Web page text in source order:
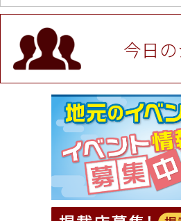
値段提示後「ジモア見た
P！※チケットと新品商品
駅前店）
[有効期限]2026年9月30日
★ジモア限定特典★ お会
ュラル＆ハンドメイドシ
[有効期限]2026年9月30日まで
【ジモア限定①】初回割
⇒8,800円（メンズ専門ワ
（ミックル））
[有効期限]2026年9月30日
【ジモア読者特典2】コ
理5品+2時間飲み放題）
ore（ピアクオーレ））
[有効期限]2026年9月30日
今日